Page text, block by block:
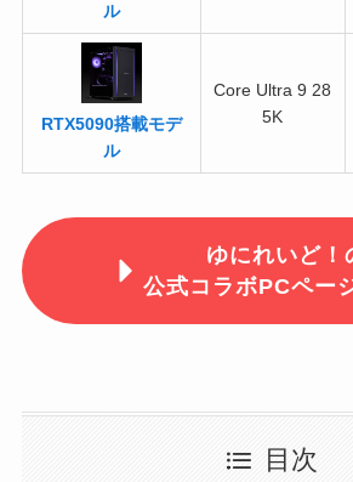
ル
RTX5090搭載モデ
ル
Core Ultra 9 28
5K
ゆにれいど！
公式コラボPCペー
目次